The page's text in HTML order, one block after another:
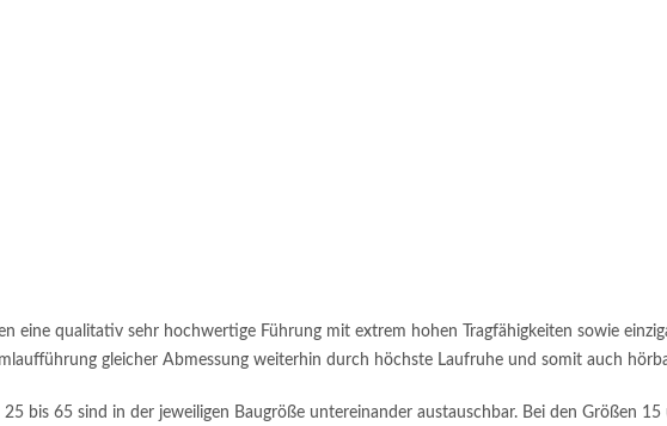
eine qualitativ sehr hochwertige Führung mit extrem hohen Tragfähigkeiten sowie
gleicher Abmessung weiterhin durch höchste Laufruhe und somit auch
bis 65 sind in der jeweiligen Baugröße untereinander austauschbar. Bei den Größen